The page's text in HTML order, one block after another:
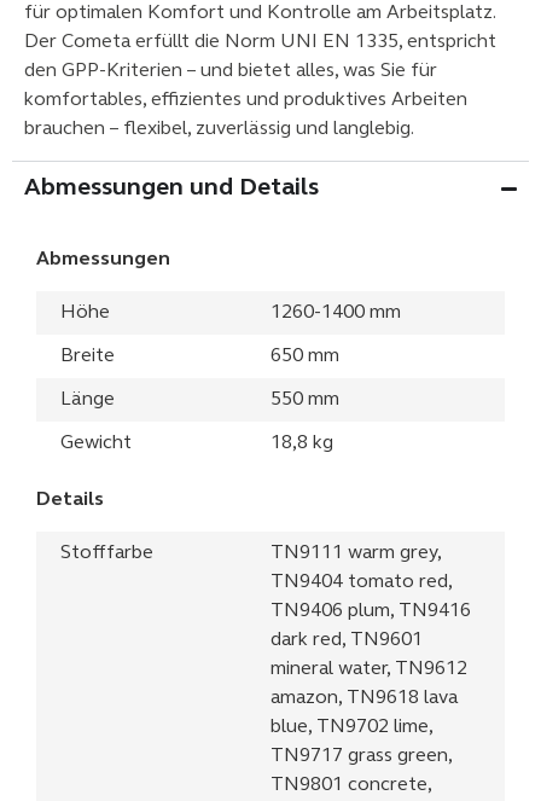
für optimalen Komfort und Kontrolle am Arbeitsplatz.
Der Cometa erfüllt die Norm UNI EN 1335, entspricht
den GPP-Kriterien – und bietet alles, was Sie für
komfortables, effizientes und produktives Arbeiten
brauchen – flexibel, zuverlässig und langlebig.
Abmessungen und Details
Abmessungen
Höhe 1260-1400 mm
Breite 650 mm
Länge 550 mm
Gewicht 18,8 kg
Details
Stofffarbe
TN9111 warm grey,
TN9404 tomato red,
TN9406 plum, TN9416
dark red, TN9601
mineral water, TN9612
amazon, TN9618 lava
blue, TN9702 lime,
TN9717 grass green,
TN9801 concrete,